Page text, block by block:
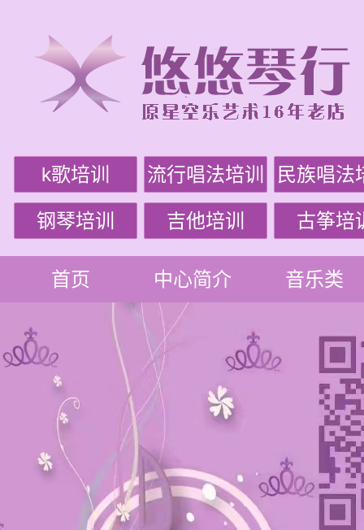
k歌培训 流行唱法培训 民族唱法
钢琴培训 吉他培训 古筝培
首页 中心简介 音乐类